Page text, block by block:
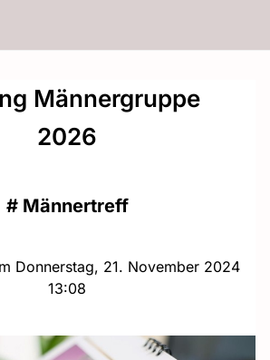
Männergruppe
2026
# Männertreff
Donnerstag, 21. November 2024
13:08